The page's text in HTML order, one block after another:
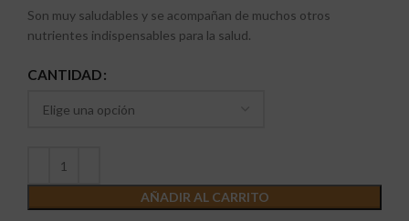
Son muy saludables y se acompañan de muchos otros
nutrientes indispensables para la salud.
CANTIDAD
AÑADIR AL CARRITO